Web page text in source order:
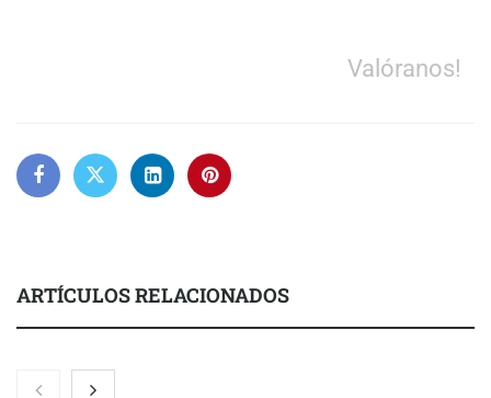
Valóranos!
ARTÍCULOS RELACIONADOS
El 82% de empresas industriales no encuentra personal